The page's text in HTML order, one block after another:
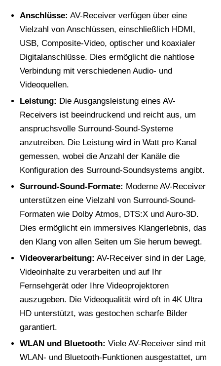
Anschlüsse: AV-Receiver verfügen über eine
Vielzahl von Anschlüssen, einschließlich HDMI,
USB, Composite-Video, optischer und koaxialer
Digitalanschlüsse. Dies ermöglicht die nahtlose
Verbindung mit verschiedenen Audio- und
Videoquellen.
Leistung: Die Ausgangsleistung eines AV-
Receivers ist beeindruckend und reicht aus, um
anspruchsvolle Surround-Sound-Systeme
anzutreiben. Die Leistung wird in Watt pro Kanal
gemessen, wobei die Anzahl der Kanäle die
Konfiguration des Surround-Soundsystems angibt.
Surround-Sound-Formate: Moderne AV-Receiver
unterstützen eine Vielzahl von Surround-Sound-
Formaten wie Dolby Atmos, DTS:X und Auro-3D.
Dies ermöglicht ein immersives Klangerlebnis, das
den Klang von allen Seiten um Sie herum bewegt.
Videoverarbeitung: AV-Receiver sind in der Lage,
Videoinhalte zu verarbeiten und auf Ihr
Fernsehgerät oder Ihre Videoprojektoren
auszugeben. Die Videoqualität wird oft in 4K Ultra
HD unterstützt, was gestochen scharfe Bilder
garantiert.
WLAN und Bluetooth: Viele AV-Receiver sind mit
WLAN- und Bluetooth-Funktionen ausgestattet, um